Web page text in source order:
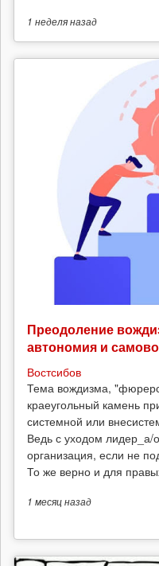
1 неделяназад
Преодоление
автономия и
Востсибов
Тема вождизма,
краеугольный камень
системной или
Ведь с уходом лидер_а/
организация, если не
То же верно и для
1 месяцназад